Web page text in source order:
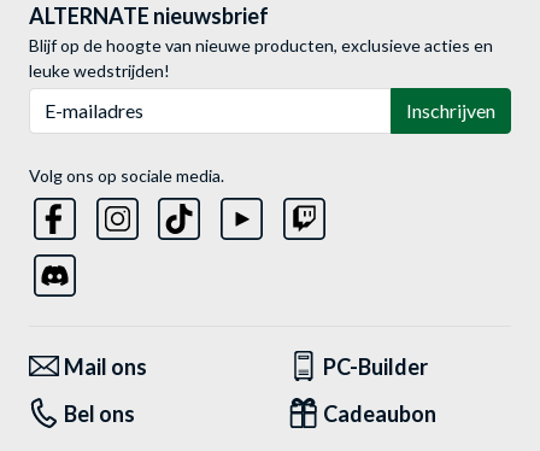
ALTERNATE nieuwsbrief
Blijf op de hoogte van nieuwe producten, exclusieve acties en
leuke wedstrijden!
Inschrijven
Volg ons op sociale media.
Mail ons
PC-Builder
Bel ons
Cadeaubon